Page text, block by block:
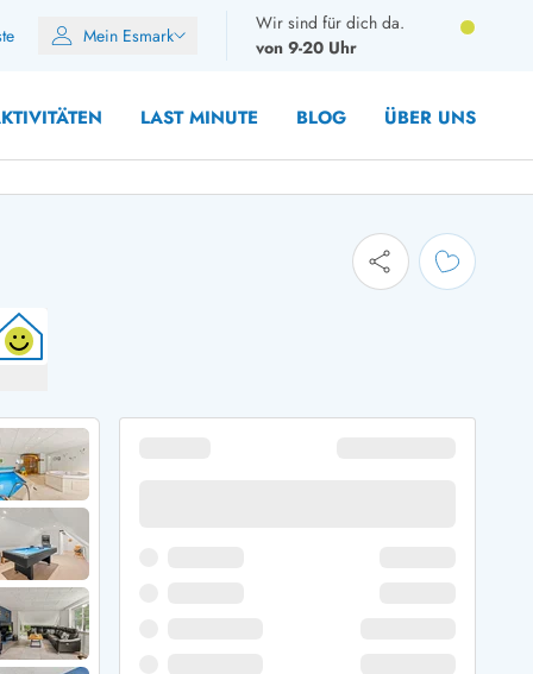
Mein Esmark
Wir sind für dich da.
von 9-20 Uhr
LAST MINUTE BLOG ÜBER UNS
Weihnachten
Silvester